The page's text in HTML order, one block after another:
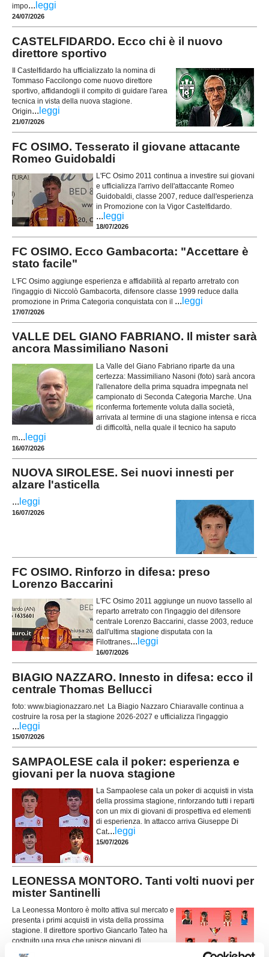
impo... leggi
24/07/2026
CASTELFIDARDO. Ecco chi è il nuovo
direttore sportivo
Il Castelfidardo ha ufficializzato la nomina di
Tommaso Faccilongo come nuovo direttore
sportivo, affidandogli il compito di guidare l'area
tecnica in vista della nuova stagione.
Origin... leggi
21/07/2026
FC OSIMO. Tesserato il giovane attacante
Romeo Guidobaldi
L'FC Osimo 2011 continua a investire sui giovani
e ufficializza l'arrivo dell'attaccante Romeo
Guidobaldi, classe 2007, reduce dall'esperienza
in Promozione con la Vigor Castelfidardo.
... leggi
18/07/2026
FC OSIMO. Ecco Gambacorta: "Accettare è
stato facile"
L'FC Osimo aggiunge esperienza e affidabilità al reparto arretrato con
l'ingaggio di Niccolò Gambacorta, difensore classe 1999 reduce dalla
promozione in Prima Categoria conquistata con il ... leggi
17/07/2026
VALLE DEL GIANO FABRIANO. Il mister sarà
ancora Massimiliano Nasoni
La Valle del Giano Fabriano riparte da una
certezza: Massimiliano Nasoni (foto) sarà ancora
l'allenatore della prima squadra impegnata nel
campionato di Seconda Categoria Marche. Una
riconferma fortemente voluta dalla società,
arrivata al termine di una stagione intensa e ricca
di difficoltà, nella quale il tecnico ha saputo
m... leggi
16/07/2026
NUOVA SIROLESE. Sei nuovi innesti per
alzare l'asticella
... leggi
16/07/2026
FC OSIMO. Rinforzo in difesa: preso
Lorenzo Baccarini
L'FC Osimo 2011 aggiunge un nuovo tassello al
reparto arretrato con l'ingaggio del difensore
centrale Lorenzo Baccarini, classe 2003, reduce
dall'ultima stagione disputata con la
Filottranes... leggi
16/07/2026
BIAGIO NAZZARO. Innesto in difesa: ecco il
centrale Thomas Bellucci
foto: www.biagionazzaro.net La Biagio Nazzaro Chiaravalle continua a
costruire la rosa per la stagione 2026-2027 e ufficializza l'ingaggio
... leggi
15/07/2026
SAMPAOLESE cala il poker: esperienza e
giovani per la nuova stagione
La Sampaolese cala un poker di acquisti in vista
della prossima stagione, rinforzando tutti i reparti
con un mix di giovani di prospettiva ed elementi
di esperienza. In attacco arriva Giuseppe Di
Cat... leggi
15/07/2026
LEONESSA MONTORO. Tanti volti nuovi per
mister Santinelli
La Leonessa Montoro è molto attiva sul mercato e
presenta i primi acquisti in vista della prossima
stagione. Il direttore sportivo Giancarlo Tateo ha
costruito una rosa che unisce giovani di